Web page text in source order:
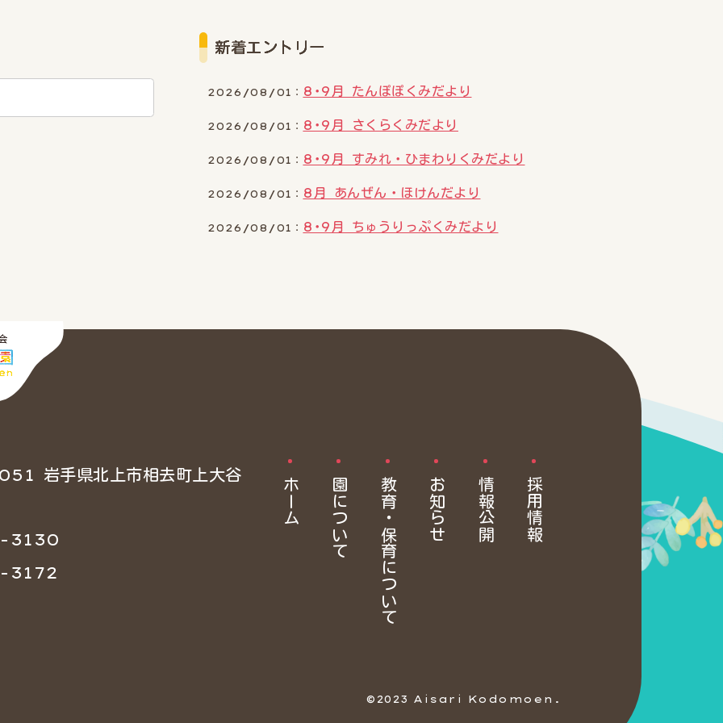
新着エントリー
2026/08/01： 8･9月 たんぽぽくみだより
2026/08/01： 8･9月 さくらくみだより
2026/08/01： 8･9月 すみれ・ひまわりくみだより
2026/08/01： 8月 あんぜん・ほけんだより
2026/08/01： 8･9月 ちゅうりっぷくみだより
岩手県北上市相去町上大谷
3130
3172
ホーム 園について 教育・保育について お知らせ 情報公開 採用情報
©2023 Aisari Kodomoen.